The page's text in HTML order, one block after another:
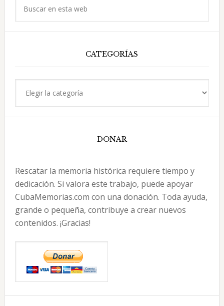
CATEGORÍAS
DONAR
Rescatar la memoria histórica requiere tiempo y
dedicación. Si valora este trabajo, puede apoyar
CubaMemorias.com con una donación. Toda ayuda,
grande o pequeña, contribuye a crear nuevos
contenidos. ¡Gracias!